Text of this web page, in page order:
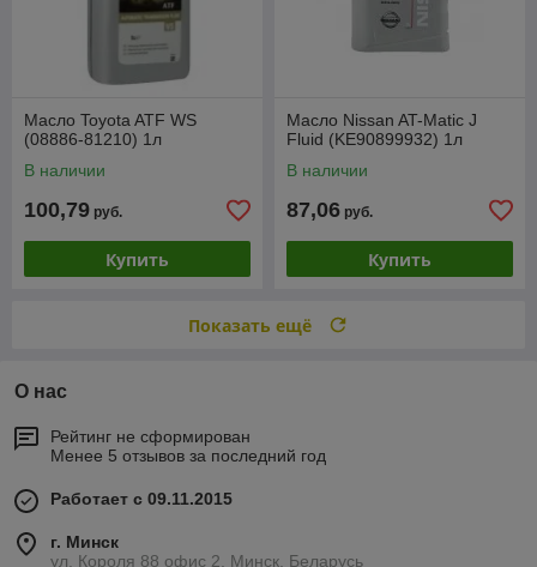
Масло Toyota ATF WS
(08886-81210) 1л
В наличии
100,79 руб.
Купить
Масло Nissan AT-Matic J
Fluid (KE90899932) 1л
В наличии
87,06 руб.
Купить
Показать ещё
О нас
Рейтинг не сформирован
Менее 5 отзывов за последний год
Работает с 09.11.2015
г. Минск
ул. Короля 88 офис 2, Минск, Беларусь